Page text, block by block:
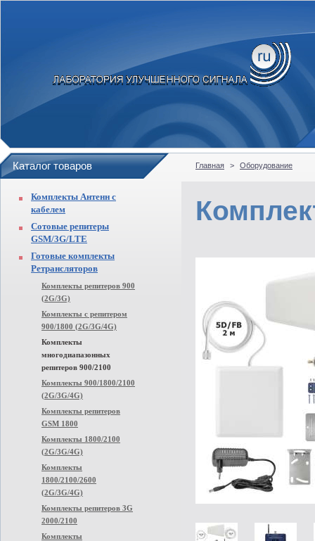
Каталог товаров
Комплекты Антенн с
кабелем
Сотовые репитеры
GSM/3G/LTE
Готовые комплекты
Ретрансляторов
Комплекты репитеров 900
(2G/3G)
Комплекты с репитером
900/1800 (2G/3G/4G)
Комплекты
многодиапазонных
репитеров 900/2100
Комплекты 900/1800/2100
(2G/3G/4G)
Комплекты репитеров
GSM 1800
Комплекты 1800/2100
(2G/3G/4G)
Комплекты
1800/2100/2600
(2G/3G/4G)
Комплекты репитеров 3G
2000/2100
Комплекты
Главная > Оборудование